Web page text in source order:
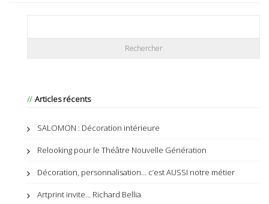
Articles récents
SALOMON : Décoration intérieure
Relooking pour le Théâtre Nouvelle Génération
Décoration, personnalisation… c’est AUSSI notre métier
Artprint invite… Richard Bellia